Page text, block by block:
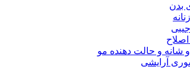
بدن
شانه و حالت دهنده مو
آرایشی